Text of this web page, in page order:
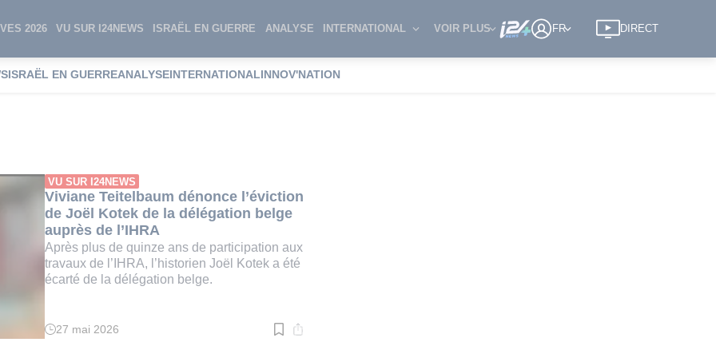
2026 VU SUR I24NEWS ISRAËL EN GUERRE ANALYSE INTERNATIONAL VOIR PLUS FR DIRECT
ISRAËL EN GUERREANALYSEINTERNATIONALINNOV'NATION
VU SUR I24NEWS
Viviane Teitelbaum dénonce l’éviction
de Joël Kotek de la délégation belge
auprès de l’IHRA
Après plus de quinze ans de participation aux
travaux de l’IHRA, l’historien Joël Kotek a été
écarté de la délégation belge.
Temps
27 mai 2026